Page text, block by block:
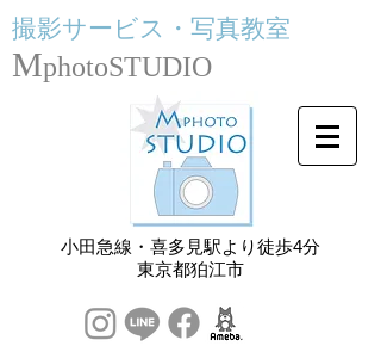
撮影サービス・ 写真教室
MphotoSTUDIO
小田急線・喜多見駅より徒歩4分
​東京都狛江市